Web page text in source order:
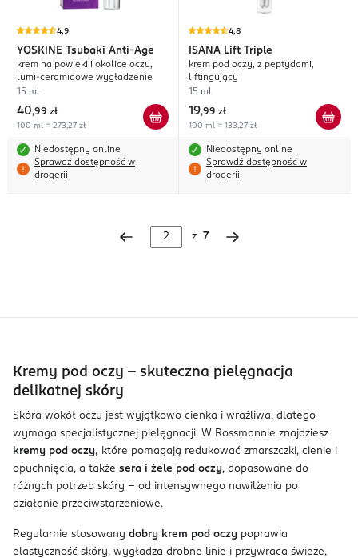
4,9
YOSKINE Tsubaki Anti-Age
krem na powieki i okolice oczu,
lumi-ceramidowe wygładzenie
15 ml
40,99 zł
100 ml = 273,27 zł
Niedostępny online
Sprawdź dostępność w
drogerii
4,8
ISANA Lift Triple
krem pod oczy, z peptydami,
liftingujący
15 ml
19,99 zł
100 ml = 133,27 zł
Niedostępny online
Sprawdź dostępność w
drogerii
z 7
Kremy pod oczy – skuteczna pielęgnacja
delikatnej skóry
Skóra wokół oczu jest wyjątkowo cienka i wrażliwa, dlatego
wymaga specjalistycznej pielęgnacji. W Rossmannie znajdziesz
kremy pod oczy, które pomagają redukować zmarszczki, cienie i
opuchnięcia, a także sera i żele pod oczy, dopasowane do
różnych potrzeb skóry – od intensywnego nawilżenia po
działanie przeciwstarzeniowe.
Regularnie stosowany dobry krem pod oczy poprawia
elastyczność skóry, wygładza drobne linie i przywraca świeże,